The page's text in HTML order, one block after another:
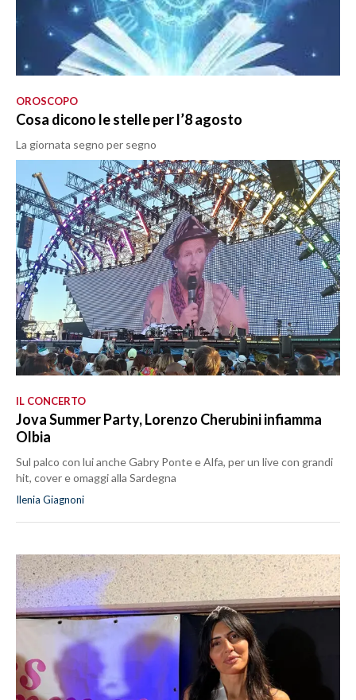
OROSCOPO
Cosa dicono le stelle per l’8 agosto
La giornata segno per segno
IL CONCERTO
Jova Summer Party, Lorenzo Cherubini infiamma
Olbia
Sul palco con lui anche Gabry Ponte e Alfa, per un live con grandi
hit, cover e omaggi alla Sardegna
Ilenia Giagnoni